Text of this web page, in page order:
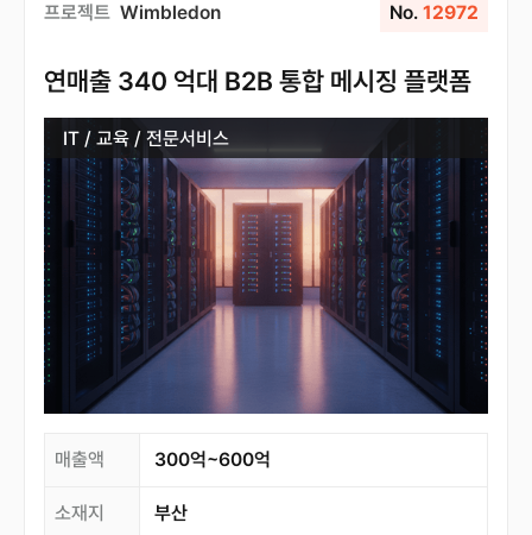
프로젝트 Wimbledon No. 12972
연매출 340 억대 B2B 통합 메시징 플랫폼
IT / 교육 / 전문서비스
매출액 300억~600억
소재지 부산